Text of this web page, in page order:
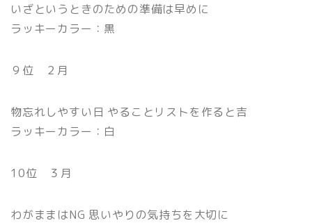
いざというときのための準備は早めに
ラッキーカラー：黒
９位 ２月
物忘れしやすい日 やることリストを作ると吉
ラッキーカラー：白
10位 ３月
わがままはNG 思いやりの気持ちを大切に